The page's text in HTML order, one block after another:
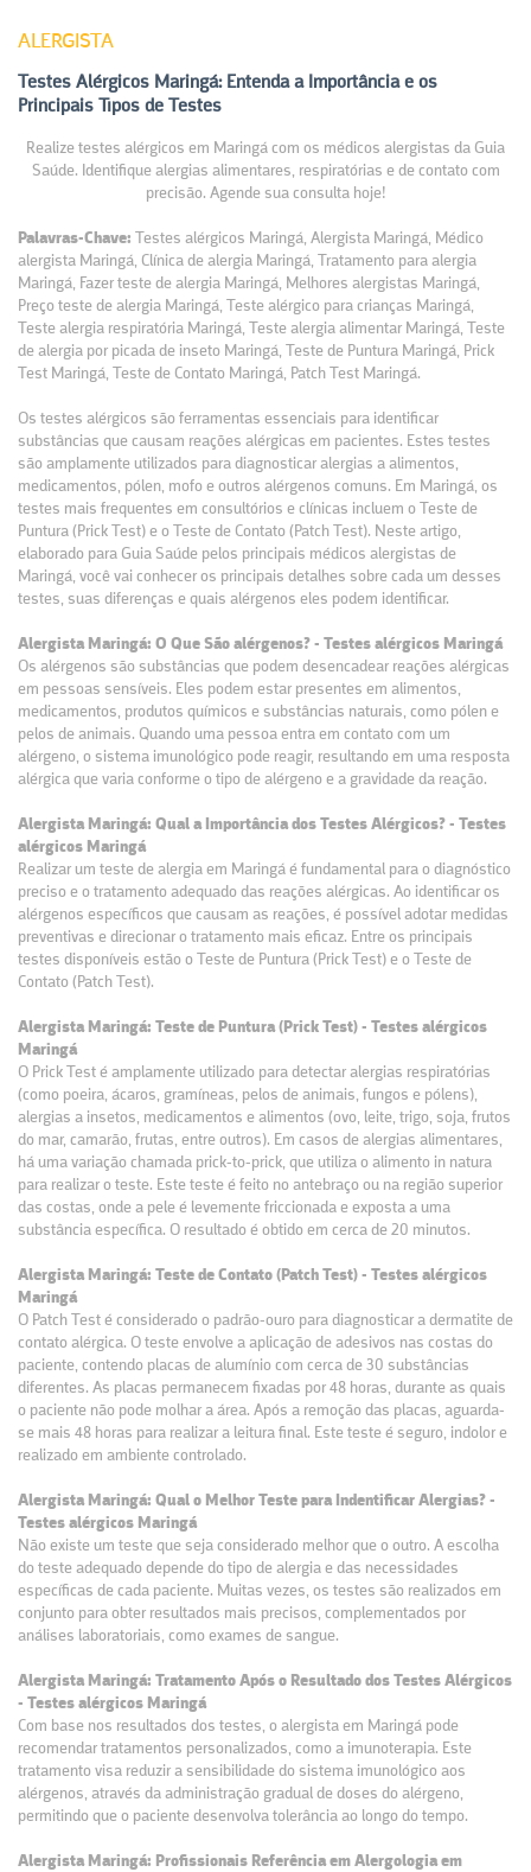
ALERGISTA
Testes Alérgicos Maringá: Entenda a Importância e os
Principais Tipos de Testes
Realize testes alérgicos em Maringá com os médicos alergistas da Guia
Saúde. Identifique alergias alimentares, respiratórias e de contato com
precisão. Agende sua consulta hoje!
Palavras-Chave: Testes alérgicos Maringá, Alergista Maringá, Médico
alergista Maringá, Clínica de alergia Maringá, Tratamento para alergia
Maringá, Fazer teste de alergia Maringá, Melhores alergistas Maringá,
Preço teste de alergia Maringá, Teste alérgico para crianças Maringá,
Teste alergia respiratória Maringá, Teste alergia alimentar Maringá, Teste
de alergia por picada de inseto Maringá, Teste de Puntura Maringá, Prick
Test Maringá, Teste de Contato Maringá, Patch Test Maringá.
Os testes alérgicos são ferramentas essenciais para identificar
substâncias que causam reações alérgicas em pacientes. Estes testes
são amplamente utilizados para diagnosticar alergias a alimentos,
medicamentos, pólen, mofo e outros alérgenos comuns. Em Maringá, os
testes mais frequentes em consultórios e clínicas incluem o Teste de
Puntura (Prick Test) e o Teste de Contato (Patch Test). Neste artigo,
elaborado para Guia Saúde pelos principais médicos alergistas de
Maringá, você vai conhecer os principais detalhes sobre cada um desses
testes, suas diferenças e quais alérgenos eles podem identificar.
Alergista Maringá: O Que São alérgenos? - Testes alérgicos Maringá
Os alérgenos são substâncias que podem desencadear reações alérgicas
em pessoas sensíveis. Eles podem estar presentes em alimentos,
medicamentos, produtos químicos e substâncias naturais, como pólen e
pelos de animais. Quando uma pessoa entra em contato com um
alérgeno, o sistema imunológico pode reagir, resultando em uma resposta
alérgica que varia conforme o tipo de alérgeno e a gravidade da reação.
Alergista Maringá: Qual a Importância dos Testes Alérgicos? - Testes
alérgicos Maringá
Realizar um teste de alergia em Maringá é fundamental para o diagnóstico
preciso e o tratamento adequado das reações alérgicas. Ao identificar os
alérgenos específicos que causam as reações, é possível adotar medidas
preventivas e direcionar o tratamento mais eficaz. Entre os principais
testes disponíveis estão o Teste de Puntura (Prick Test) e o Teste de
Contato (Patch Test).
Alergista Maringá: Teste de Puntura (Prick Test) - Testes alérgicos
Maringá
O Prick Test é amplamente utilizado para detectar alergias respiratórias
(como poeira, ácaros, gramíneas, pelos de animais, fungos e pólens),
alergias a insetos, medicamentos e alimentos (ovo, leite, trigo, soja, frutos
do mar, camarão, frutas, entre outros). Em casos de alergias alimentares,
há uma variação chamada prick-to-prick, que utiliza o alimento in natura
para realizar o teste. Este teste é feito no antebraço ou na região superior
das costas, onde a pele é levemente friccionada e exposta a uma
substância específica. O resultado é obtido em cerca de 20 minutos.
Alergista Maringá: Teste de Contato (Patch Test) - Testes alérgicos
Maringá
O Patch Test é considerado o padrão-ouro para diagnosticar a dermatite de
contato alérgica. O teste envolve a aplicação de adesivos nas costas do
paciente, contendo placas de alumínio com cerca de 30 substâncias
diferentes. As placas permanecem fixadas por 48 horas, durante as quais
o paciente não pode molhar a área. Após a remoção das placas, aguarda-
se mais 48 horas para realizar a leitura final. Este teste é seguro, indolor e
realizado em ambiente controlado.
Alergista Maringá: Qual o Melhor Teste para Indentificar Alergias? -
Testes alérgicos Maringá
Não existe um teste que seja considerado melhor que o outro. A escolha
do teste adequado depende do tipo de alergia e das necessidades
específicas de cada paciente. Muitas vezes, os testes são realizados em
conjunto para obter resultados mais precisos, complementados por
análises laboratoriais, como exames de sangue.
Alergista Maringá: Tratamento Após o Resultado dos Testes Alérgicos
- Testes alérgicos Maringá
Com base nos resultados dos testes, o alergista em Maringá pode
recomendar tratamentos personalizados, como a imunoterapia. Este
tratamento visa reduzir a sensibilidade do sistema imunológico aos
alérgenos, através da administração gradual de doses do alérgeno,
permitindo que o paciente desenvolva tolerância ao longo do tempo.
Alergista Maringá: Profissionais Referência em Alergologia em